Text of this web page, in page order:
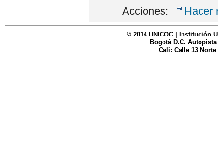
Acciones: Hacer
© 2014 UNICOC | Institución
Bogotá D.C. Autopista
Cali: Calle 13 Norte